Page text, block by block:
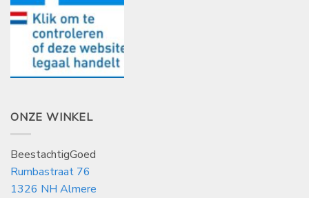
ONZE WINKEL
BeestachtigGoed
Rumbastraat 76
1326 NH Almere